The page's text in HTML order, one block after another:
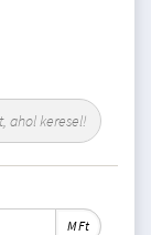
M Ft